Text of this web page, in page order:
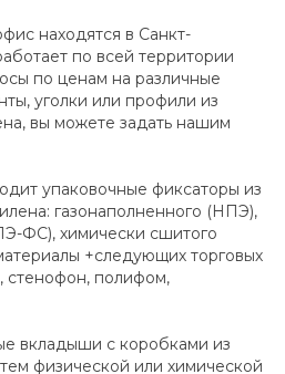
находятся в Санкт-
по всей территории
по ценам на различные
уголки или профили из
вы можете задать нашим
упаковочные фиксаторы из
газонаполненного (НПЭ),
ФС), химически сшитого
+следующих торговых
стенофон, полифом,
вкладыши с коробками из
физической или химической